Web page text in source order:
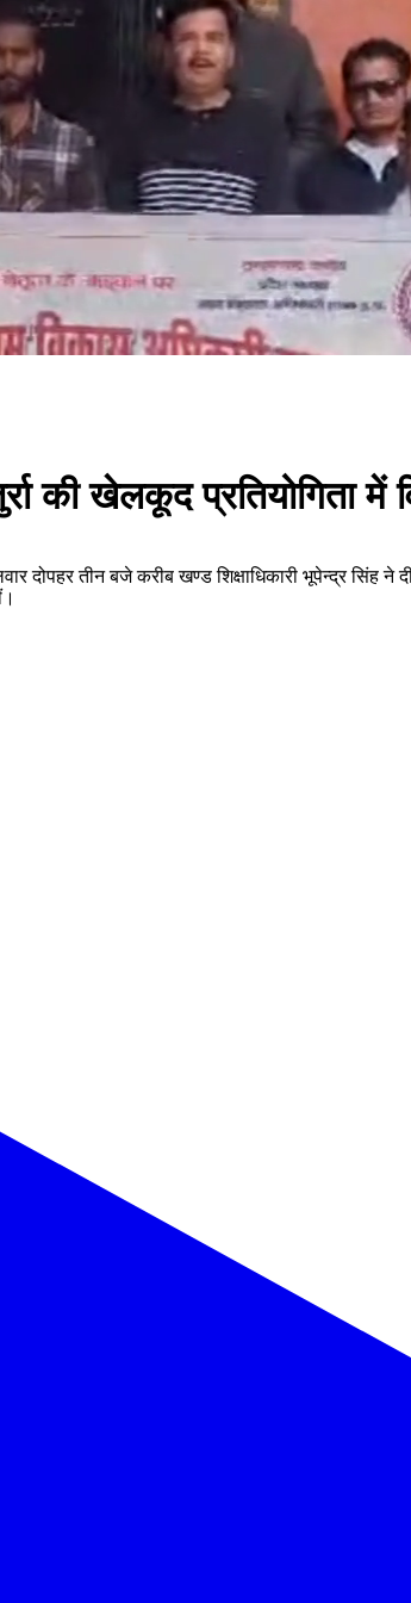
की खेलकूद प्रतियोगिता
दोपहर तीन बजे करीब खण्ड शिक्षाधिकारी भूपेन्द्र सिंह